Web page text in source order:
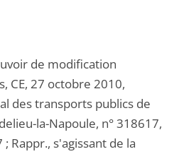
de modification
CE, 27 octobre 2010,
des transports publics de
la-Napoule, n° 318617,
Rappr., s'agissant de la